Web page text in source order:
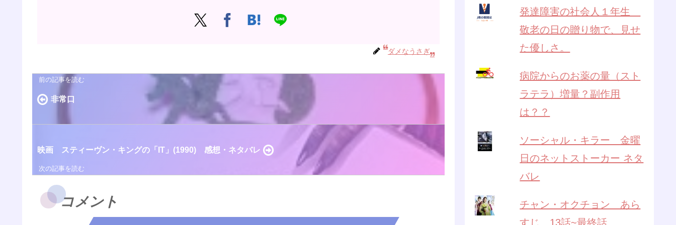
ダメなうさぎ
非常口
映画 スティーヴン・キングの「IT」(1990) 感想・ネタバレ
コメント
発達障害の社会人１年生
敬老の日の贈り物で、見せ
た優しさ。
病院からのお薬の量（スト
ラテラ）増量？副作用
は？？
ソーシャル・キラー 金曜
日のネットストーカー ネタ
バレ
チャン・オクチョン あら
すじ 13話~最終話